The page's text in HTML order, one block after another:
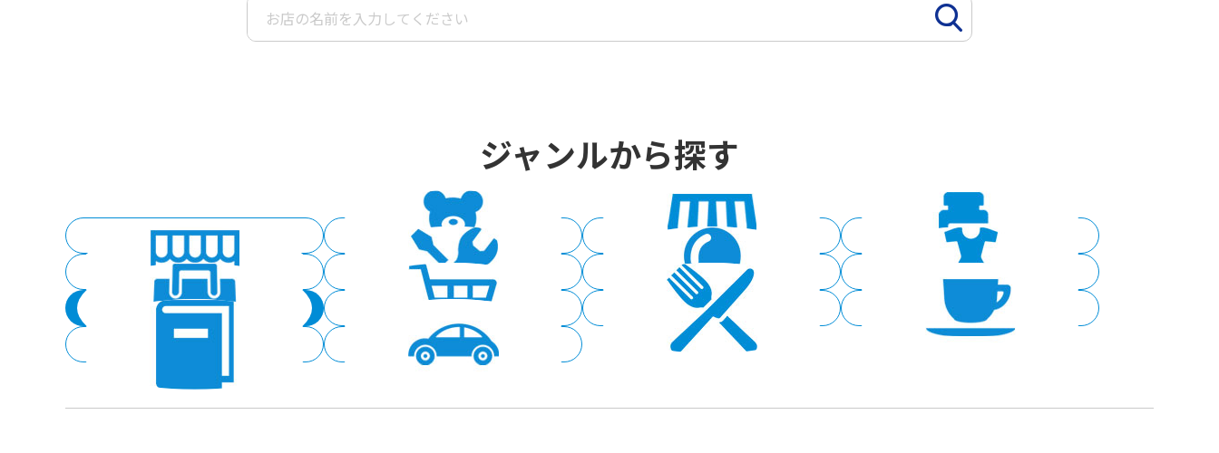
ジャンルから探す
すべて見る 子供用品 コンビニエンスストア
ドラッグストア
スーパー
ホームセンター 家電量販
ファッション
モール
ショッピング グルメ
カフェ
書店
サービス